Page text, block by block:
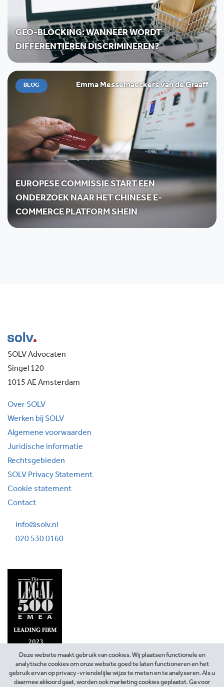
GEO-BLOCKING: WANNEER WORDT
DIFFERENTIËREN DISCRIMINEREN?
BLOG Emma Messemaeckers van de Graaff
EUROPESE COMMISSIE START EEN
ONDERZOEK NAAR HET CHINESE E-
COMMERCE PLATFORM SHEIN
SOLV Advocaten
Singel 120
1015 AE Amsterdam
Over SOLV
Werken bij SOLV
Algemene voorwaarden
Juridische informatie
Rechtsgebieden
SOLV Privacy Statement
Cookie statement
Contact
info@solv.nl
020 530 0160
Deze website maakt gebruik van cookies. Wij plaatsen functionele en
analytische cookies om onze website goed te laten functioneren en het
gebruik ervan op privacy-vriendelijke wijze te meten en te analyseren. Als u
daarmee akkoord gaat, worden ook marketing cookies geplaatst. Ga voor